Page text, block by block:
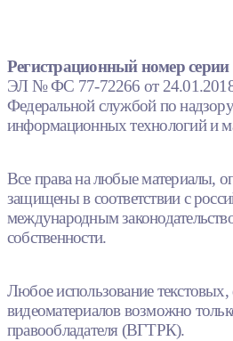
Регистрационный номер серии
ЭЛ № ФС 77-72266 от
Федеральной службой по
информационных технологий и
Все права на любые материалы,
защищены в соответствии с
международным
собственности.
Любое использование
видеоматериалов возможно
правообладателя (ВГТРК).